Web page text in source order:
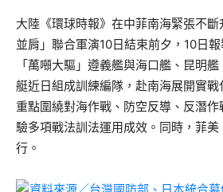
大陸《環球時報》在中菲南海緊張不
並肩」聯合軍演10日結束前夕，10日
「萬噸大驅」遵義艦與海口艦、昆明
艇近日組成訓練編隊，赴南海展開實
重點圍繞對海作戰、防空反導、反潛
驗多項戰法訓法運用成效。同時，菲
行。